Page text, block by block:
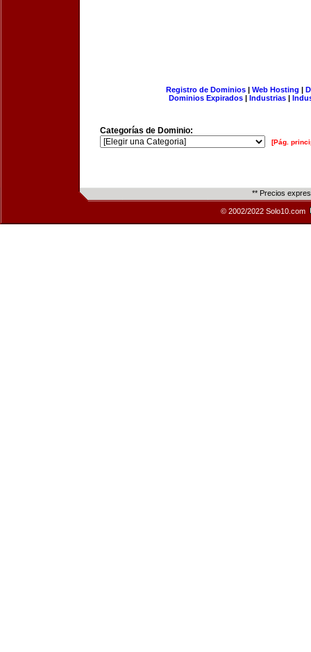
Registro de Dominios| Web Hosting |
Dominios Expirados | Industrias |
Categorías de Dominio:
[Pág.
** Precios
© 2002/2022 Solo10.com